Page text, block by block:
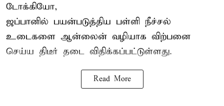
டோக்கியோ,
ஜப்பானில் பயன்படுத்திய பள்ளி நீச்சல்
உடைகளை ஆன்லைன் வழியாக விற்பனை
செய்ய திடீர் தடை விதிக்கப்பட்டுள்ளது.
Read More